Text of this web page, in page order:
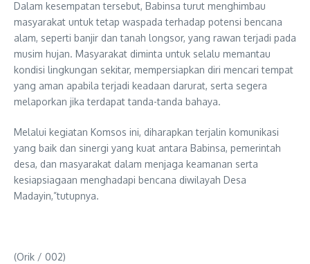
Dalam kesempatan tersebut, Babinsa turut menghimbau
masyarakat untuk tetap waspada terhadap potensi bencana
alam, seperti banjir dan tanah longsor, yang rawan terjadi pada
musim hujan. Masyarakat diminta untuk selalu memantau
kondisi lingkungan sekitar, mempersiapkan diri mencari tempat
yang aman apabila terjadi keadaan darurat, serta segera
melaporkan jika terdapat tanda-tanda bahaya.
Melalui kegiatan Komsos ini, diharapkan terjalin komunikasi
yang baik dan sinergi yang kuat antara Babinsa, pemerintah
desa, dan masyarakat dalam menjaga keamanan serta
kesiapsiagaan menghadapi bencana diwilayah Desa
Madayin,”tutupnya.
(Orik / 002)